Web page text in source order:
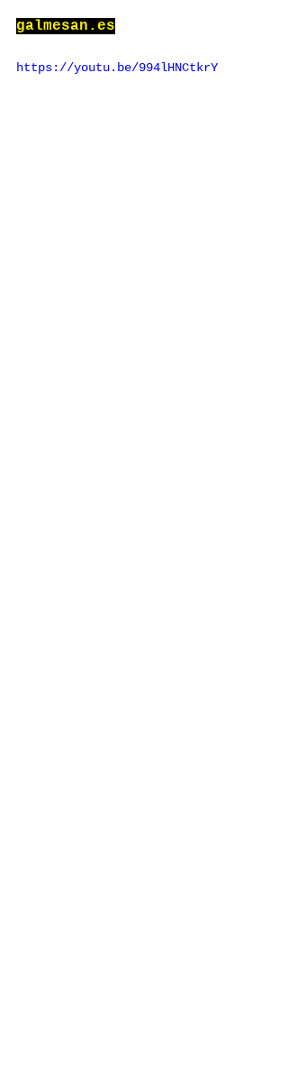
galmesan.es
https://youtu.be/994lHNCtkrY